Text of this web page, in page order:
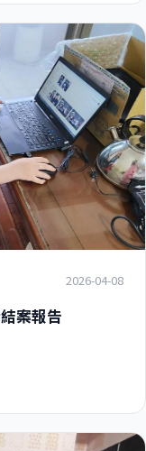
2026-04-08
案報告